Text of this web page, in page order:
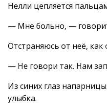
Нелли цепляется
— Мне больно, —
Отстраняюсь от неё,
— Не говори так. Нам
Из синих глаз
улыбка.